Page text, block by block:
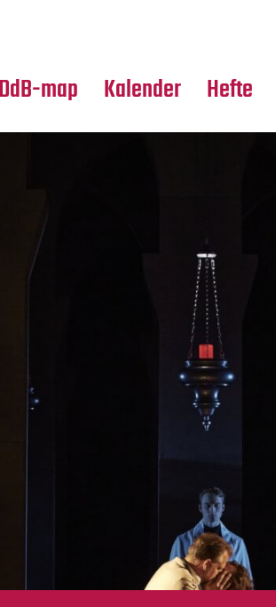
DdB-map Kalender Hefte